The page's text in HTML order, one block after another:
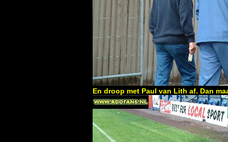
En droop met Paul van Lith af. Dan